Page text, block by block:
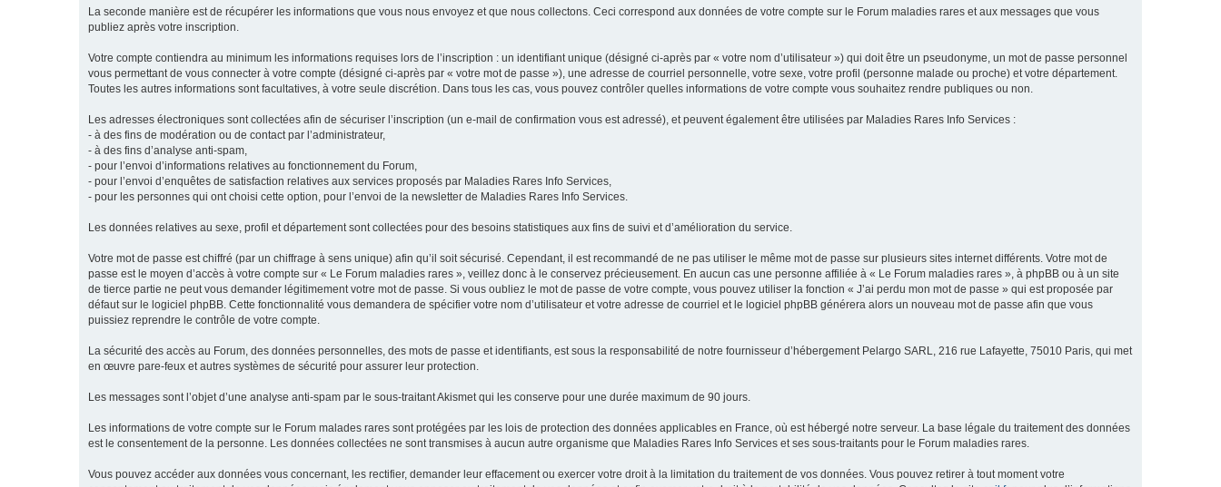
La seconde manière est de récupérer les informations que vous nous envoyez et que nous collectons. Ceci correspond aux données de votre compte sur le Forum maladies rares et aux messages que vous
publiez après votre inscription.
Votre compte contiendra au minimum les informations requises lors de l’inscription : un identifiant unique (désigné ci-après par « votre nom d’utilisateur ») qui doit être un pseudonyme, un mot de passe personnel
vous permettant de vous connecter à votre compte (désigné ci-après par « votre mot de passe »), une adresse de courriel personnelle, votre sexe, votre profil (personne malade ou proche) et votre département.
Toutes les autres informations sont facultatives, à votre seule discrétion. Dans tous les cas, vous pouvez contrôler quelles informations de votre compte vous souhaitez rendre publiques ou non.
Les adresses électroniques sont collectées afin de sécuriser l’inscription (un e-mail de confirmation vous est adressé), et peuvent également être utilisées par Maladies Rares Info Services :
- à des fins de modération ou de contact par l’administrateur,
- à des fins d’analyse anti-spam,
- pour l’envoi d’informations relatives au fonctionnement du Forum,
- pour l’envoi d’enquêtes de satisfaction relatives aux services proposés par Maladies Rares Info Services,
- pour les personnes qui ont choisi cette option, pour l’envoi de la newsletter de Maladies Rares Info Services.
Les données relatives au sexe, profil et département sont collectées pour des besoins statistiques aux fins de suivi et d’amélioration du service.
Votre mot de passe est chiffré (par un chiffrage à sens unique) afin qu’il soit sécurisé. Cependant, il est recommandé de ne pas utiliser le même mot de passe sur plusieurs sites internet différents. Votre mot de
passe est le moyen d’accès à votre compte sur « Le Forum maladies rares », veillez donc à le conservez précieusement. En aucun cas une personne affiliée à « Le Forum maladies rares », à phpBB ou à un site
de tierce partie ne peut vous demander légitimement votre mot de passe. Si vous oubliez le mot de passe de votre compte, vous pouvez utiliser la fonction « J’ai perdu mon mot de passe » qui est proposée par
défaut sur le logiciel phpBB. Cette fonctionnalité vous demandera de spécifier votre nom d’utilisateur et votre adresse de courriel et le logiciel phpBB générera alors un nouveau mot de passe afin que vous
puissiez reprendre le contrôle de votre compte.
La sécurité des accès au Forum, des données personnelles, des mots de passe et identifiants, est sous la responsabilité de notre fournisseur d’hébergement Pelargo SARL, 216 rue Lafayette, 75010 Paris, qui met
en œuvre pare-feux et autres systèmes de sécurité pour assurer leur protection.
Les messages sont l’objet d’une analyse anti-spam par le sous-traitant Akismet qui les conserve pour une durée maximum de 90 jours.
Les informations de votre compte sur le Forum malades rares sont protégées par les lois de protection des données applicables en France, où est hébergé notre serveur. La base légale du traitement des données
est le consentement de la personne. Les données collectées ne sont transmises à aucun autre organisme que Maladies Rares Info Services et ses sous-traitants pour le Forum maladies rares.
Vous pouvez accéder aux données vous concernant, les rectifier, demander leur effacement ou exercer votre droit à la limitation du traitement de vos données. Vous pouvez retirer à tout moment votre